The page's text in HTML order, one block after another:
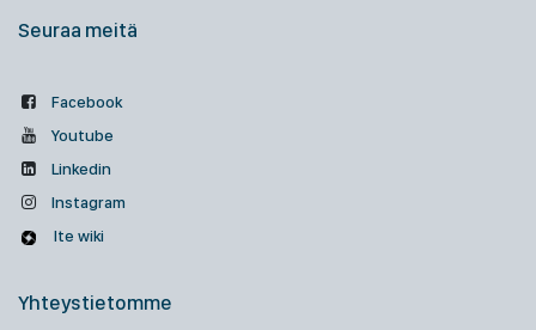
Seuraa meitä
Facebook
Youtube
Linkedin
Instagram
Ite wiki
Yhteystietomme